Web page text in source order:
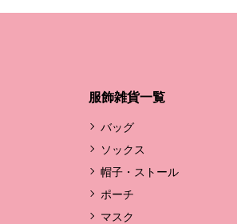
服飾雑貨一覧
バッグ
ソックス
帽子・ストール
ポーチ
マスク